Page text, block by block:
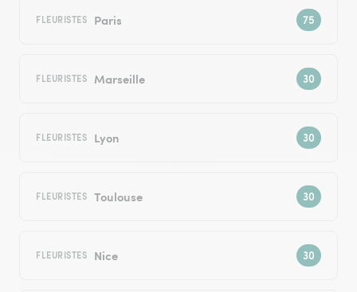
FLEURISTES Paris
FLEURISTES Marseille
FLEURISTES Lyon
FLEURISTES Toulouse
FLEURISTES Nice